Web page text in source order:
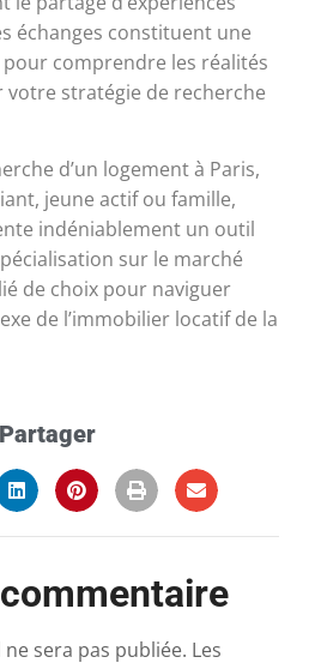
échanges constituent une
comprendre les réalités
stratégie de recherche
d’un logement à Paris,
jeune actif ou famille,
indéniablement un outil
sur le marché
de choix pour naviguer
de l’immobilier locatif de la
Partager
sera pas publiée. Les